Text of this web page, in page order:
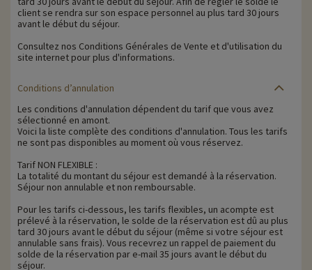
client se rendra sur son espace personnel au plus tard 30 jours
avant le début du séjour.
Consultez nos Conditions Générales de Vente et d'utilisation du
site internet pour plus d'informations.
Conditions d’annulation
Les conditions d'annulation dépendent du tarif que vous avez
sélectionné en amont.
Voici la liste complète des conditions d'annulation. Tous les tarifs
ne sont pas disponibles au moment où vous réservez.
Tarif NON FLEXIBLE :
La totalité du montant du séjour est demandé à la réservation.
Séjour non annulable et non remboursable.
Pour les tarifs ci-dessous, les tarifs flexibles, un acompte est
prélevé à la réservation, le solde de la réservation est dû au plus
tard 30 jours avant le début du séjour (même si votre séjour est
annulable sans frais). Vous recevrez un rappel de paiement du
solde de la réservation par e-mail 35 jours avant le début du
séjour.